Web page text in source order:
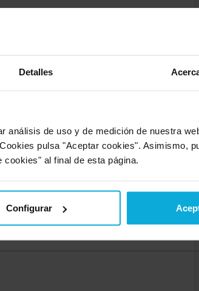
Detalles
análisis de uso y de medición de nuestra
pulsa "Aceptar cookies". Asimismo,
al final de esta página.
Configurar
Heredia que aporta una buena capacidad